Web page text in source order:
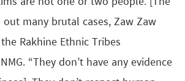
many brutal cases, Zaw Zaw
Rakhine Ethnic Tribes
“They don’t have any evidence